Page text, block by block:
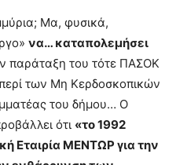
Μα, φυσικά,
να… καταπολεμήσει
παράταξη του τότε ΠΑΣΟΚ
των Μη Κερδοσκοπικών
του δήμου… Ο
ότι «το 1992
Εταιρία ΜΕΝΤΩΡ για την